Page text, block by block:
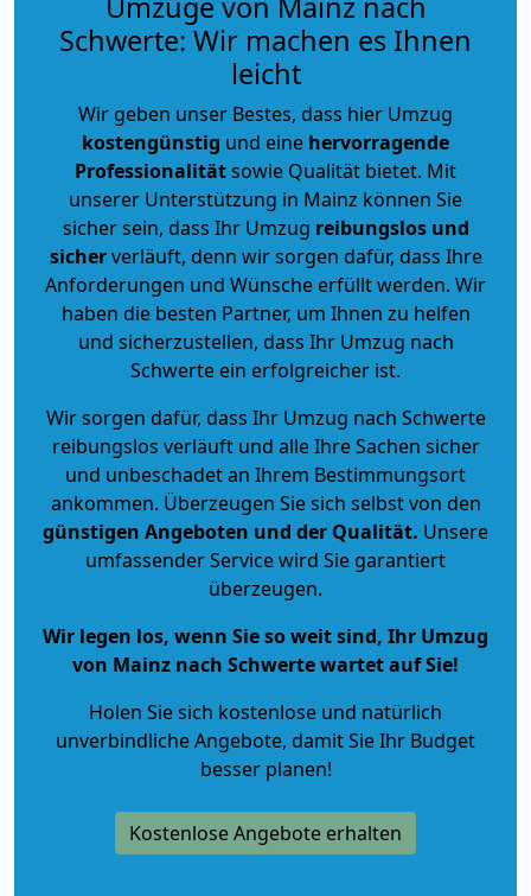
Schwerte: Wir machen es Ihnen
leicht
Wir geben unser Bestes, dass hier Umzug
kostengünstig und eine hervorragende
Professionalitätsowie Qualität bietet. Mit
unserer Unterstützung in Mainz können Sie
sicher sein, dass Ihr Umzug reibungslos und
sicherverläuft, denn wir sorgen dafür, dass Ihre
Anforderungen und Wünsche erfüllt werden. Wir
haben die besten Partner, um Ihnen zu helfen
und sicherzustellen, dass Ihr Umzug nach
Schwerte ein erfolgreicher ist.
Wir sorgen dafür, dass Ihr Umzug nach Schwerte
reibungslos verläuft und alle Ihre Sachen sicher
und unbeschadet an Ihrem Bestimmungsort
ankommen. Überzeugen Sie sich selbst von den
günstigen Angeboten und der Qualität. Unsere
umfassender Service wird Sie garantiert
überzeugen.
Wir legen los, wenn Sie so weit sind, Ihr Umzug
von Mainz nach Schwerte wartet auf Sie!
Holen Sie sich kostenlose und natürlich
unverbindliche Angebote, damit Sie Ihr Budget
besser planen!
Kostenlose Angebote erhalten